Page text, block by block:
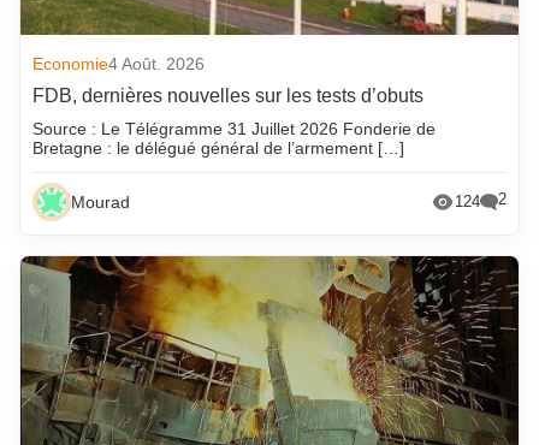
Economie4 Août. 2026
FDB, dernières nouvelles sur les tests d’obuts
Source : Le Télégramme 31 Juillet 2026 Fonderie de
Bretagne : le délégué général de l’armement […]
Mourad 124 2